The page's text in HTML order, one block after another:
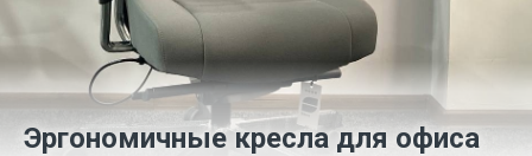
Эргономичные кресла для офиса